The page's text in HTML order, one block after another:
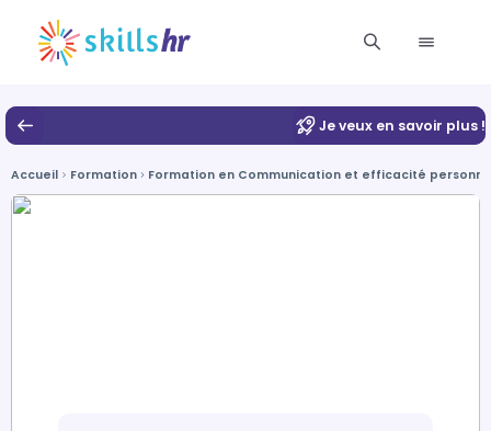
Je veux en savoir plus !
Accueil Formation Formation en Communication et efficacité